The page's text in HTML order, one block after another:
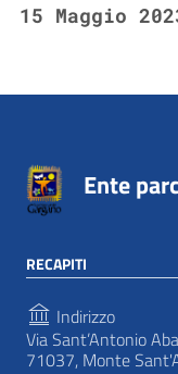
15 Maggio
Ente
RECAPITI
Indirizzo
Via Sant’Antonio
71037, Monte